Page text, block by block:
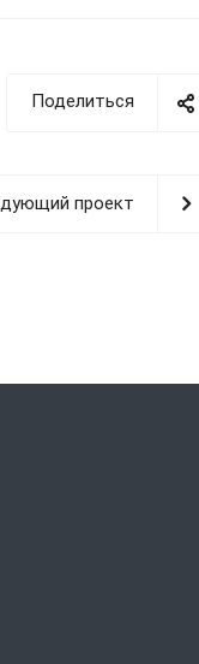
Поделиться
проект